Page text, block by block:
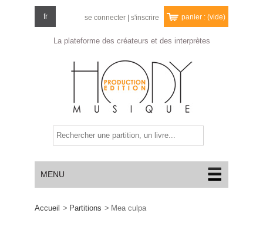
La plateforme des créateurs et des interprètes
fr se connecter s'inscrire panier : (vide)
MENU
Accueil > Partitions > Mea culpa